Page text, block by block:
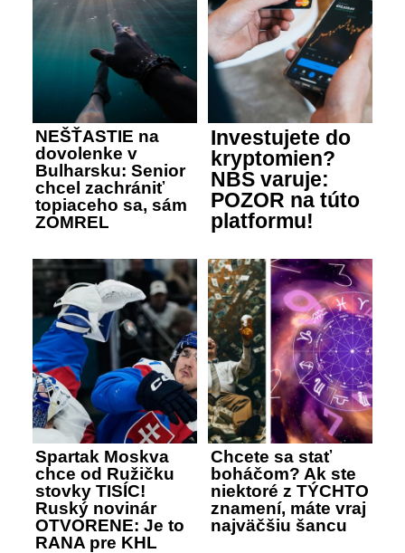
NEŠŤASTIE na
dovolenke v
Bulharsku: Senior
chcel zachrániť
topiaceho sa, sám
ZOMREL
Investujete do
kryptomien?
NBS varuje:
POZOR na túto
platformu!
Spartak Moskva
chce od Ružičku
stovky TISÍC!
Ruský novinár
OTVORENE: Je to
RANA pre KHL
Chcete sa stať
boháčom? Ak ste
niektoré z TÝCHTO
znamení, máte vraj
najväčšiu šancu